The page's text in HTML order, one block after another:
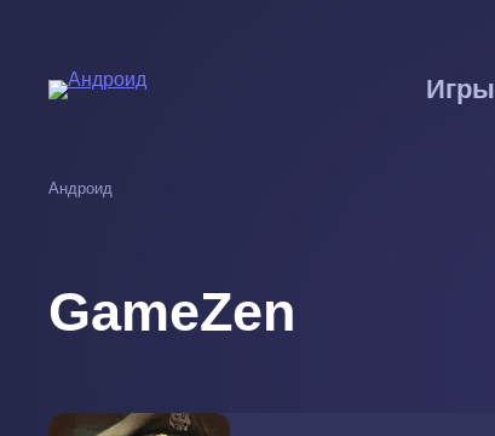
основному
Игры
Андроид
GameZen